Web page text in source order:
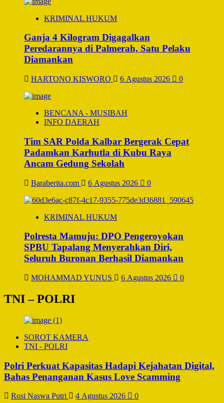
KRIMINAL HUKUM
Ganja 4 Kilogram Digagalkan
Peredarannya di Palmerah, Satu Pelaku
Diamankan
HARTONO KISWORO 6 Agustus 2026 0
BENCANA - MUSIBAH
INFO DAERAH
Tim SAR Polda Kalbar Bergerak Cepat
Padamkan Karhutla di Kubu Raya
Ancam Gedung Sekolah
Baraberita.com 6 Agustus 2026 0
KRIMINAL HUKUM
Polresta Mamuju: DPO Pengeroyokan
SPBU Tapalang Menyerahkan Diri,
Seluruh Buronan Berhasil Diamankan
MOHAMMAD YUNUS 6 Agustus 2026 0
TNI – POLRI
SOROT KAMERA
TNI - POLRI
Polri Perkuat Kapasitas Hadapi Kejahatan Digital,
Bahas Penanganan Kasus Love Scamming
Rosi Naswa Putri 4 Agustus 2026 0